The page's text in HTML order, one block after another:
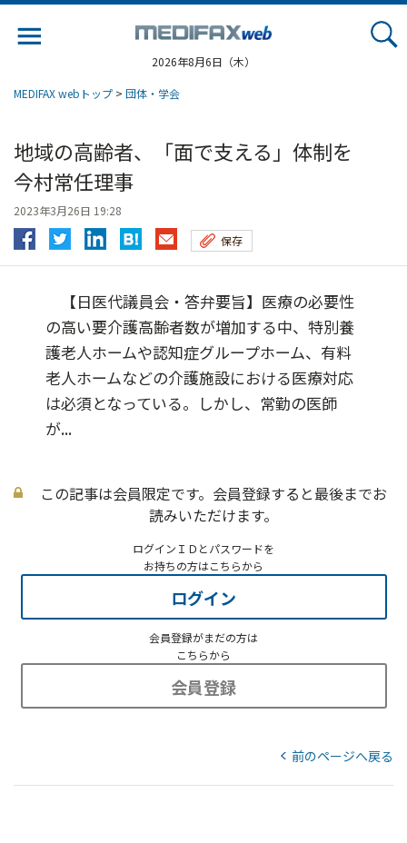
2026年8月6日（木）
MEDIFAX webトップ > 団体・学会
地域の高齢者、「面で支える」体制を
今村常任理事
2023年3月26日 19:28
保存
【日医代議員会・答弁要旨】医療の必要性
の高い要介護高齢者数が増加する中、特別養
護老人ホームや認知症グループホーム、有料
老人ホームなどの介護施設における医療対応
は必須となっている。しかし、常勤の医師
が...
この記事は会員限定です。会員登録すると最後までお
読みいただけます。
ログインＩＤとパスワードを
お持ちの方はこちらから
ログイン
会員登録がまだの方は
こちらから
会員登録
前のページへ戻る